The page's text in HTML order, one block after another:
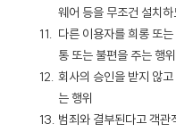
웨어 등을 무조건 설치
다른 이용자를 희롱 또
통 또는 불편을 주는 행위
회사의 승인을 받지 않
는 행위
범죄와 결부된다고 객관